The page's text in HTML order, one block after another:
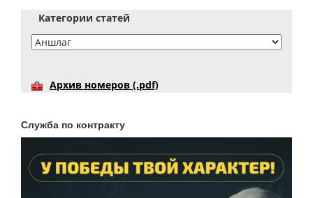
Категории статей
Архив номеров (.pdf)
Служба по контракту